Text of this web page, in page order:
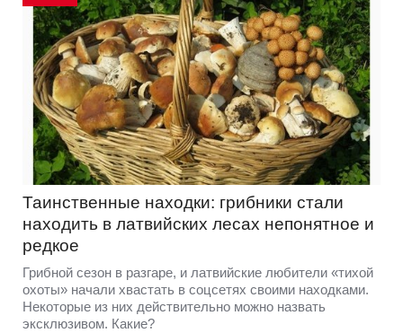
Таинственные находки: грибники стали
находить в латвийских лесах непонятное и
редкое
Грибной сезон в разгаре, и латвийские любители «тихой
охоты» начали хвастать в соцсетях своими находками.
Некоторые из них действительно можно назвать
эксклюзивом. Какие?